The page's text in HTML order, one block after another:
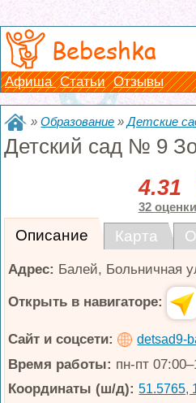
Bebeshka
Афиша Статьи Отзывы
»Образование »Детские
Детский сад № 9
4.31
32 оценки
Описание Карта
Адрес: Балей, Больничная
Открыть в навигаторе:
Сайт и соцсети: detsad9-
Время работы: пн-пт
Координаты (ш/д): 51.5765,